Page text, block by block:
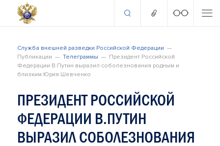
Служба внешней разведки Российской Федерации
Публикации
Телеграммы
Президент Российской
Федерации В.Путин выразил соболезнования родным и
близким Юрия Шевченко
ПРЕЗИДЕНТ РОССИЙСКОЙ
ФЕДЕРАЦИИ В.ПУТИН
ВЫРАЗИЛ СОБОЛЕЗНОВАНИЯ